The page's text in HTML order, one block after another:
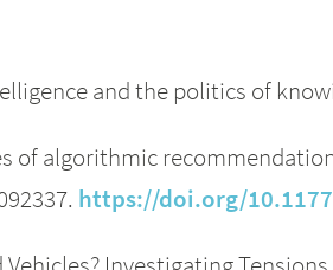
and the politics of
of algorithmic
https://doi.org/